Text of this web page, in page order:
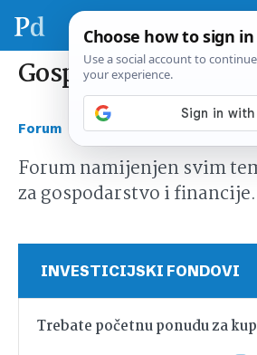
Gospodarstvo i
Forum Gospodarstvo i financije
Forum namijenjen svim
za gospodarstvo i financije.
INVESTICIJSKI FONDOVI
Trebate početnu ponudu za